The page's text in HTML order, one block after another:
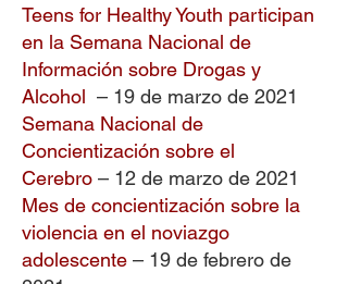
Teens for Healthy Youth participan
en la Semana Nacional de
Información sobre Drogas y
Alcohol – 19 de marzo de 2021
Semana Nacional de
Concientización sobre el
Cerebro – 12 de marzo de 2021
Mes de concientización sobre la
violencia en el noviazgo
adolescente – 19 de febrero de